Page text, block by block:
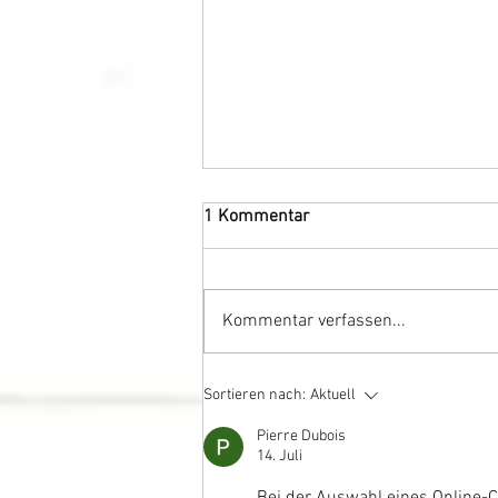
1 Kommentar
Kommentar verfassen...
Sortieren nach: Aktuell
Pierre Dubois
14. Juli